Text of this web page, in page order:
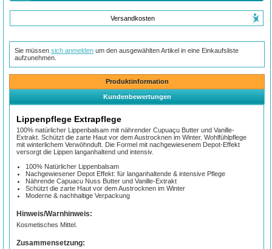
Versandkosten
Sie müssensich anmelden um den ausgewählten Artikel in eine Einkaufsliste
aufzunehmen.
Produktinformation
Kundenbewertungen
Lippenpflege Extrapflege
100% natürlicher Lippenbalsam mit nährender Cupuaçu Butter und Vanille-
Extrakt. Schützt die zarte Haut vor dem Austrocknen im Winter. Wohlfühlpflege
mit winterlichem Verwöhnduft. Die Formel mit nachgewiesenem Depot-Effekt
versorgt die Lippen langanhaltend und intensiv.
100% Natürlicher Lippenbalsam
Nachgewiesener Depot Effekt: für langanhaltende & intensive Pflege
Nährende Capuacu Nuss Butter und Vanille-Extrakt
Schützt die zarte Haut vor dem Austrocknen im Winter
Moderne & nachhaltige Verpackung
Hinweis/Warnhinweis:
Kosmetisches Mittel.
Zusammensetzung: